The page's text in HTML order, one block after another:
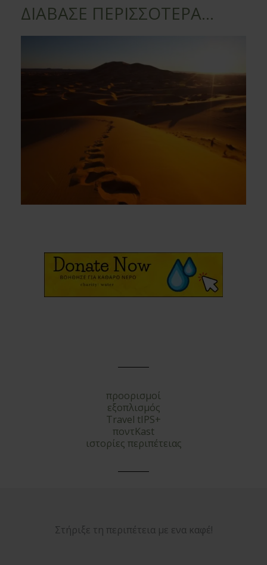
ΔΙΑΒΑΣΕ ΠΕΡΙΣΣΟΤΕΡΑ...
προορισμοί
εξοπλισμός
Travel tIPS+
ποντKast
ιστορίες περιπέτειας
Στήριξε τη περιπέτεια με ενα καφέ!